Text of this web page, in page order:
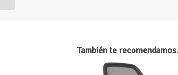
También te